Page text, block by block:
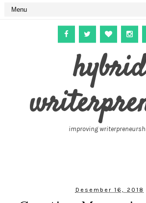
hybrid
improving
Desember 16, 2018